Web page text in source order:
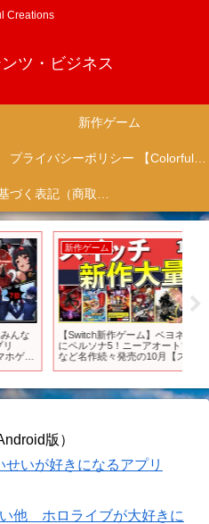
Creations
ツ・ビジネス
新作ゲーム
プライバシーポリシー 【Colorful Creation】
特定商取引法に基づく表記（商取引に関する開示）
新作ゲーム
【Switch新作ゲーム】ベヨネッタ3
にペルソナ5！ニーアオートマタ
など名作続々発売の10月【スイッ
版）
いが好きになるアプリ
他 ホロライブが大好きに